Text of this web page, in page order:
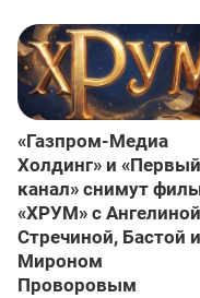
«Газпром-Медиа
Холдинг» и «Первый
канал» снимут
«ХРУМ» с Ангелиной
Стречиной, Бастой и
Мироном
Проворовым